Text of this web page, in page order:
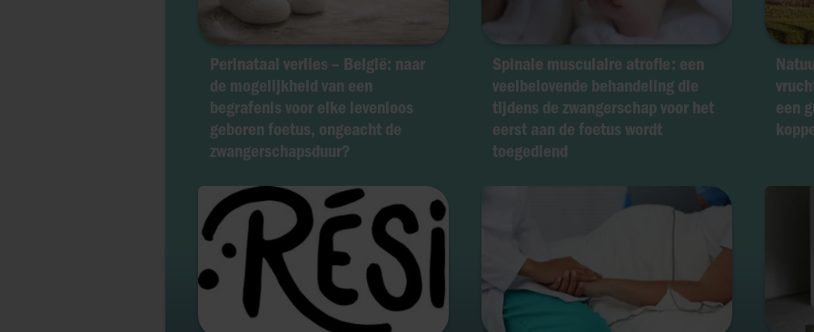
Perinataal verlies – België: naar
de mogelijkheid van een
begrafenis voor elke levenloos
geboren foetus, ongeacht de
zwangerschapsduur?
Spinale musculaire atrofie: een
veelbelovende behandeling die
tijdens de zwangerschap voor het
eerst aan de foetus wordt
toegediend
een